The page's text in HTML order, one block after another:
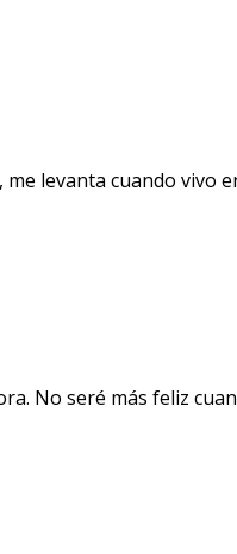
levanta cuando vivo
No seré más feliz